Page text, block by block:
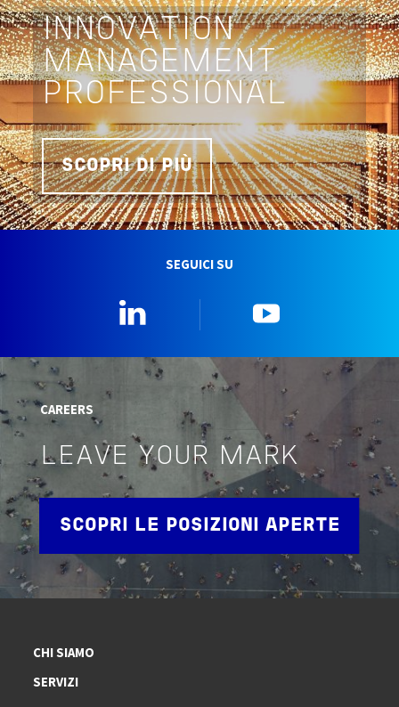
INNOVATION
MANAGEMENT
PROFESSIONAL
SCOPRI DI PIÙ
SEGUICI SU
CAREERS
LEAVE YOUR MARK
SCOPRI LE POSIZIONI APERTE
CHI SIAMO
SERVIZI